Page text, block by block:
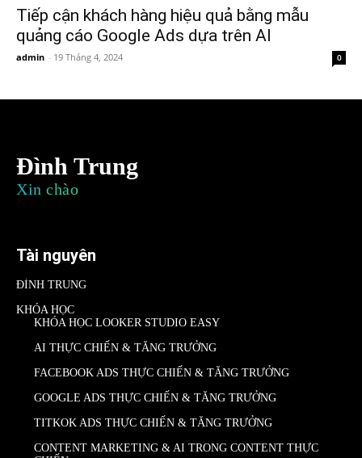
Tiếp cận khách hàng hiệu quả bằng mẫu
quảng cáo Google Ads dựa trên AI
admin - 19 Tháng 4, 2024 0
Đình Trung
Xin chào
Tài nguyên
ĐÌNH TRUNG
KHÓA HỌC
KHÓA HỌC LOOKER STUDIO EASY
AI THỰC CHIẾN & TĂNG TRƯỞNG
FACEBOOK ADS THỰC CHIẾN & TĂNG TRƯỞNG
GOOGLE ADS THỰC CHIẾN & TĂNG TRƯỞNG
TITKOK ADS THỰC CHIẾN & TĂNG TRƯỞNG
CONTENT MARKETING & AI TRONG CONTENT THỰC